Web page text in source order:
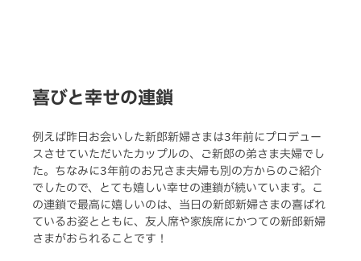
喜びと幸せの連鎖
例えば昨日お会いした新郎新婦さまは3年前にプロデュー
スさせていただいたカップルの、ご新郎の弟さま夫婦でし
た。ちなみに3年前のお兄さま夫婦も別の方からのご紹介
でしたので、とても嬉しい幸せの連鎖が続いています。こ
の連鎖で最高に嬉しいのは、当日の新郎新婦さまの喜ばれ
ているお姿とともに、友人席や家族席にかつての新郎新婦
さまがおられることです！